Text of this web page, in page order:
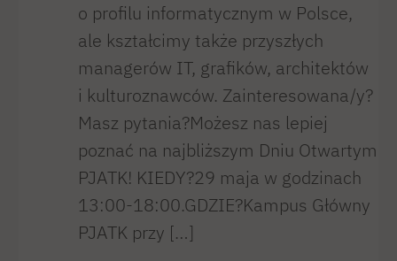
o profilu informatycznym w Polsce,
ale kształcimy także przyszłych
managerów IT, grafików, architektów
i kulturoznawców. Zainteresowana/y?
Masz pytania?Możesz nas lepiej
poznać na najbliższym Dniu Otwartym
PJATK! KIEDY?29 maja w godzinach
13:00-18:00.GDZIE?Kampus Główny
PJATK przy […]